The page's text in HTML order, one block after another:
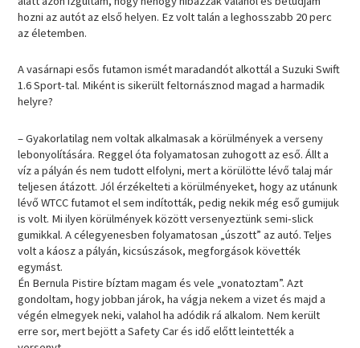
hozni az autót az első helyen. Ez volt talán a leghosszabb 20 perc
az életemben.
A vasárnapi esős futamon ismét maradandót alkottál a Suzuki Swift
1.6 Sport-tal. Miként is sikerült feltornásznod magad a harmadik
helyre?
– Gyakorlatilag nem voltak alkalmasak a körülmények a verseny
lebonyolítására. Reggel óta folyamatosan zuhogott az eső. Állt a
víz a pályán és nem tudott elfolyni, mert a körülötte lévő talaj már
teljesen átázott. Jól érzékelteti a körülményeket, hogy az utánunk
lévő WTCC futamot el sem indították, pedig nekik még eső gumijuk
is volt. Mi ilyen körülmények között versenyeztünk semi-slick
gumikkal. A célegyenesben folyamatosan „úszott” az autó. Teljes
volt a káosz a pályán, kicsúszások, megforgások követték
egymást.
Én Bernula Pistire bíztam magam és vele „vonatoztam”. Azt
gondoltam, hogy jobban járok, ha vágja nekem a vizet és majd a
végén elmegyek neki, valahol ha adódik rá alkalom. Nem került
erre sor, mert bejött a Safety Car és idő előtt leintették a